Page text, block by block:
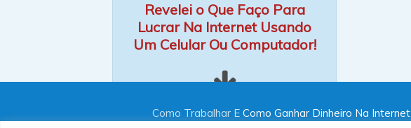
Revelei o Que Faço Para
Lucrar Na Internet Usando
Um Celular Ou Computador!
Como Trabalhar E Como Ganhar Dinheiro Na Internet